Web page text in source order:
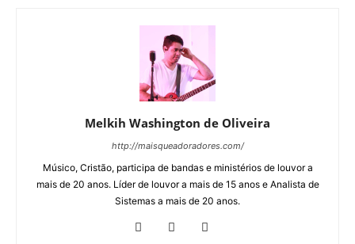
Melkih Washington de Oliveira
http://maisqueadoradores.com/
Músico, Cristão, participa de bandas e ministérios de louvor a
mais de 20 anos. Líder de louvor a mais de 15 anos e Analista de
Sistemas a mais de 20 anos.